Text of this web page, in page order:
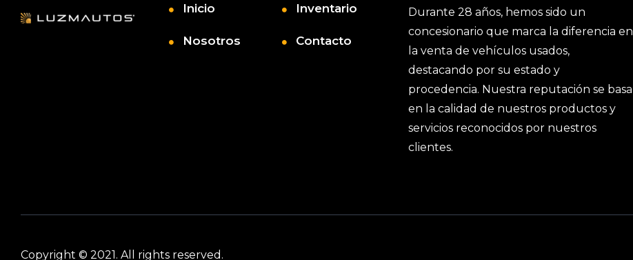
Inicio Inventario
Nosotros Contacto
Durante 28 años, hemos sido un
concesionario que marca la diferencia en
la venta de vehículos usados,
destacando por su estado y
procedencia. Nuestra reputación se basa
en la calidad de nuestros productos y
servicios reconocidos por nuestros
clientes.
Copyright © 2021. All rights reserved.